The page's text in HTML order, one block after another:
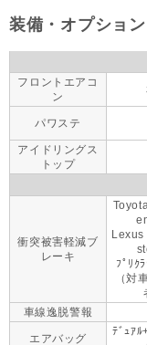
装備・オプション
フロントエアコ
ン
パワステ
アイドリングス
トップ
衝突被害軽減ブ
レーキ
Lexus
ﾌﾟﾘｸ
（対
車線逸脱警報
エアバッグ
ﾃﾞｭｱﾙ